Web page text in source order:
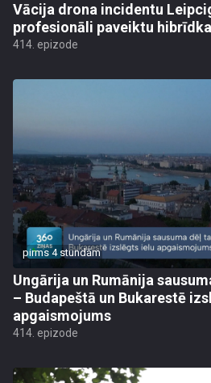
Vācija drona incidentu
profesionāli paveiktu
414. epizode
pirms 4 stundām
Ungārija un Rumānija
– Budapeštā un Bukarestē
apgaismojums
414. epizode